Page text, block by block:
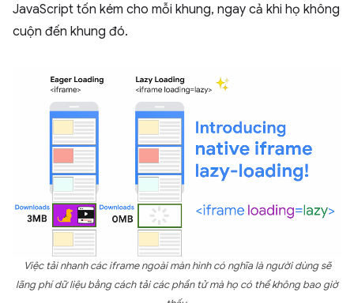
JavaScript tốn kém cho mỗi khung, ngay cả khi họ không
cuộn đến khung đó.
Việc tải nhanh các iframe ngoài màn hình có nghĩa là người dùng sẽ
lãng phí dữ liệu bằng cách tải các phần tử mà họ có thể không bao giờ